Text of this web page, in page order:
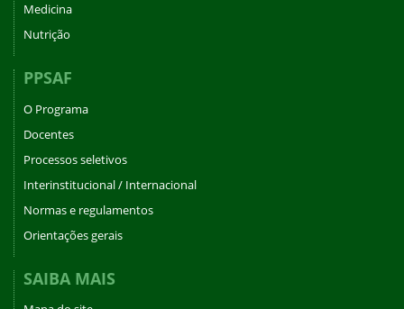
Medicina
Nutrição
PPSAF
O Programa
Docentes
Processos seletivos
Interinstitucional / Internacional
Normas e regulamentos
Orientações gerais
SAIBA MAIS